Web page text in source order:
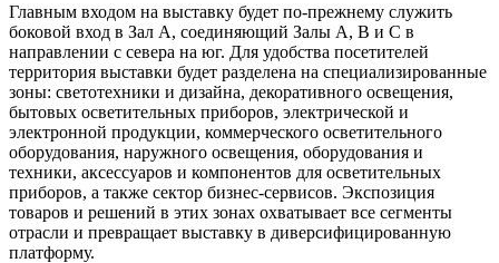
Главным входом на выставку будет по-прежнему служить
боковой вход в Зал А, соединяющий Залы А, В и С в
направлении с севера на юг. Для удобства посетителей
территория выставки будет разделена на специализированные
зоны: светотехники и дизайна, декоративного освещения,
бытовых осветительных приборов, электрической и
электронной продукции, коммерческого осветительного
оборудования, наружного освещения, оборудования и
техники, аксессуаров и компонентов для осветительных
приборов, а также сектор бизнес-сервисов. Экспозиция
товаров и решений в этих зонах охватывает все сегменты
отрасли и превращает выставку в диверсифицированную
платформу.